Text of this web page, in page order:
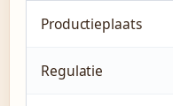
Productieplaats
Regulatie